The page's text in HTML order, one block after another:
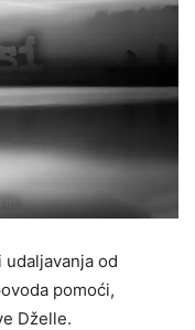
od
pomoći,
Dželle.